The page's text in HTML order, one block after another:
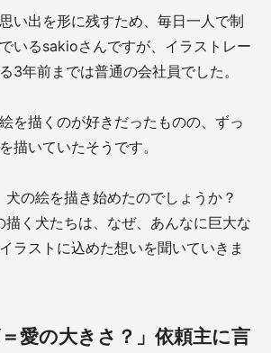
い出を形に残すため、毎日一人で制
いるsakioさんですが、イラストレー
3年前までは普通の会社員でした。
を描くのが好きだったものの、ずっ
描いていたそうです。
犬の絵を描き始めたのでしょうか？
く犬たちは、なぜ、あんなに巨大な
ストに込めた想いを聞いていきま
＝愛の大きさ？」依頼主に言